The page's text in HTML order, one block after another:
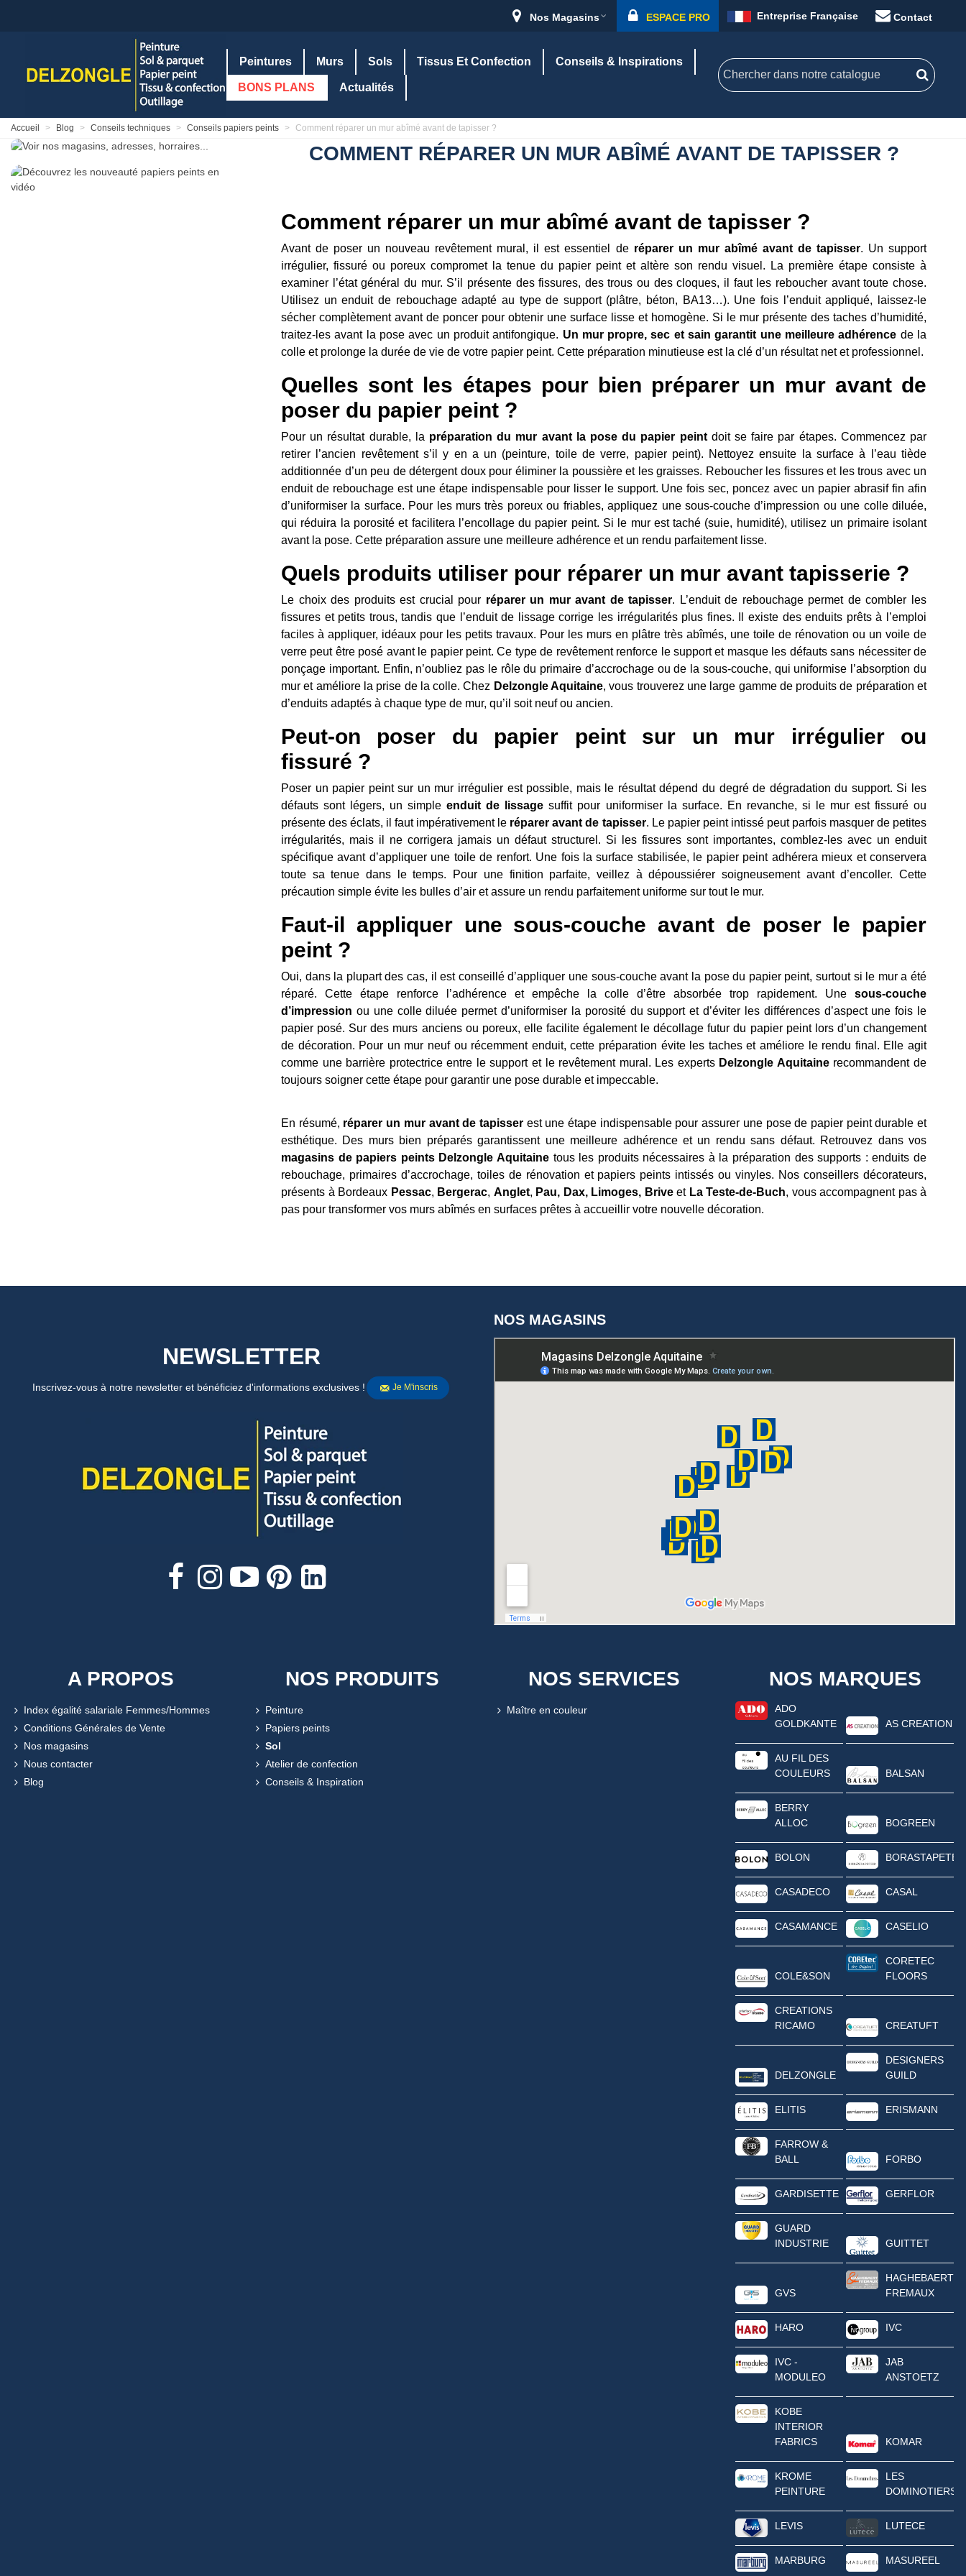
Nos Magasins ESPACE PRO Entreprise Française Contact
Peintures Murs Sols Tissus Et Confection Conseils & Inspirations
BONS PLANS Actualités
Accueil > Blog > Conseils techniques > Conseils papiers peints > Comment réparer un mur abîmé avant de tapisser ?
COMMENT RÉPARER UN MUR ABÎMÉ AVANT DE TAPISSER ?
Comment réparer un mur abîmé avant de tapisser ?
Avant de poser un nouveau revêtement mural, il est essentiel de réparer un mur abîmé avant de tapisser. Un support
irrégulier, fissuré ou poreux compromet la tenue du papier peint et altère son rendu visuel. La première étape consiste à
examiner l’état général du mur. S’il présente des fissures, des trous ou des cloques, il faut les reboucher avant toute chose.
Utilisez un enduit de rebouchage adapté au type de support (plâtre, béton, BA13…). Une fois l’enduit appliqué, laissez-le
sécher complètement avant de poncer pour obtenir une surface lisse et homogène. Si le mur présente des taches d’humidité,
traitez-les avant la pose avec un produit antifongique. Un mur propre, sec et sain garantit une meilleure adhérence de la
colle et prolonge la durée de vie de votre papier peint. Cette préparation minutieuse est la clé d’un résultat net et professionnel.
Quelles sont les étapes pour bien préparer un mur avant de
poser du papier peint ?
Pour un résultat durable, la préparation du mur avant la pose du papier peintdoit se faire par étapes. Commencez par
retirer l’ancien revêtement s’il y en a un (peinture, toile de verre, papier peint). Nettoyez ensuite la surface à l’eau tiède
additionnée d’un peu de détergent doux pour éliminer la poussière et les graisses. Reboucher les fissures et les trous avec un
enduit de rebouchage est une étape indispensable pour lisser le support. Une fois sec, poncez avec un papier abrasif fin afin
d’uniformiser la surface. Pour les murs très poreux ou friables, appliquez une sous-couche d’impression ou une colle diluée,
qui réduira la porosité et facilitera l’encollage du papier peint. Si le mur est taché (suie, humidité), utilisez un primaire isolant
avant la pose. Cette préparation assure une meilleure adhérence et un rendu parfaitement lisse.
Quels produits utiliser pour réparer un mur avant tapisserie ?
Le choix des produits est crucial pour réparer un mur avant de tapisser. L’enduit de rebouchage permet de combler les
fissures et petits trous, tandis que l’enduit de lissage corrige les irrégularités plus fines. Il existe des enduits prêts à l’emploi
faciles à appliquer, idéaux pour les petits travaux. Pour les murs en plâtre très abîmés, une toile de rénovation ou un voile de
verre peut être posé avant le papier peint. Ce type de revêtement renforce le support et masque les défauts sans nécessiter de
ponçage important. Enfin, n’oubliez pas le rôle du primaire d’accrochage ou de la sous-couche, qui uniformise l’absorption du
mur et améliore la prise de la colle. Chez Delzongle Aquitaine, vous trouverez une large gamme de produits de préparation et
d’enduits adaptés à chaque type de mur, qu’il soit neuf ou ancien.
Peut-on poser du papier peint sur un mur irrégulier ou
fissuré ?
Poser un papier peint sur un mur irrégulier est possible, mais le résultat dépend du degré de dégradation du support. Si les
défauts sont légers, un simpleenduit de lissage suffit pour uniformiser la surface. En revanche, si le mur est fissuré ou
présente des éclats, il faut impérativement le réparer avant de tapisser. Le papier peint intissé peut parfois masquer de petites
irrégularités, mais il ne corrigera jamais un défaut structurel. Si les fissures sont importantes, comblez-les avec un enduit
spécifique avant d’appliquer une toile de renfort. Une fois la surface stabilisée, le papier peint adhérera mieux et conservera
toute sa tenue dans le temps. Pour une finition parfaite, veillez à dépoussiérer soigneusement avant d’encoller. Cette
précaution simple évite les bulles d’air et assure un rendu parfaitement uniforme sur tout le mur.
Faut-il appliquer une sous-couche avant de poser le papier
peint ?
Oui, dans la plupart des cas, il est conseillé d’appliquer une sous-couche avant la pose du papier peint, surtout si le mur a été
réparé. Cette étape renforce l’adhérence et empêche la colle d’être absorbée trop rapidement. Une sous-couche
d’impression ou une colle diluée permet d’uniformiser la porosité du support et d’éviter les différences d’aspect une fois le
papier posé. Sur des murs anciens ou poreux, elle facilite également le décollage futur du papier peint lors d’un changement
de décoration. Pour un mur neuf ou récemment enduit, cette préparation évite les taches et améliore le rendu final. Elle agit
comme une barrière protectrice entre le support et le revêtement mural. Les experts Delzongle Aquitainerecommandent de
toujours soigner cette étape pour garantir une pose durable et impeccable.
En résumé, réparer un mur avant de tapisserest une étape indispensable pour assurer une pose de papier peint durable et
esthétique. Des murs bien préparés garantissent une meilleure adhérence et un rendu sans défaut. Retrouvez dans vos
magasins de papiers peints Delzongle Aquitainetous les produits nécessaires à la préparation des supports : enduits de
rebouchage, primaires d’accrochage, toiles de rénovation et papiers peints intissés ou vinyles. Nos conseillers décorateurs,
présents à Bordeaux Pessac, Bergerac, Anglet, Pau, Dax, Limoges, Briveet La Teste-de-Buch, vous accompagnent pas à
pas pour transformer vos murs abîmés en surfaces prêtes à accueillir votre nouvelle décoration.
NEWSLETTER
Inscrivez-vous à notre newsletter et bénéficiez d'informations exclusives ! Je M'inscris
NOS MAGASINS
A PROPOS
Index égalité salariale Femmes/Hommes
Conditions Générales de Vente
Nos magasins
Nous contacter
Blog
NOS PRODUITS
Peinture
Papiers peints
Sol
Atelier de confection
Conseils & Inspiration
NOS SERVICES
Maître en couleur
NOS MARQUES
ADO
GOLDKANTE
AS CREATION
AU FIL DES
COULEURS
BALSAN
BERRY
ALLOC
BOGREEN
BOLON BORASTAPETER
CASADECO CASAL
CASAMANCE CASELIO
COLE&SON
CORETEC
FLOORS
CREATIONS
RICAMO
CREATUFT
DELZONGLE
DESIGNERS
GUILD
ELITIS ERISMANN
FARROW &
BALL
FORBO
GARDISETTE GERFLOR
GUARD
INDUSTRIE
GUITTET
GVS
HAGHEBAERT
FREMAUX
HARO IVC
IVC -
MODULEO
JAB
ANSTOETZ
KOBE
INTERIOR
FABRICS
KOMAR
KROME
PEINTURE
LES
DOMINOTIERS
LEVIS LUTECE
MARBURG MASUREEL